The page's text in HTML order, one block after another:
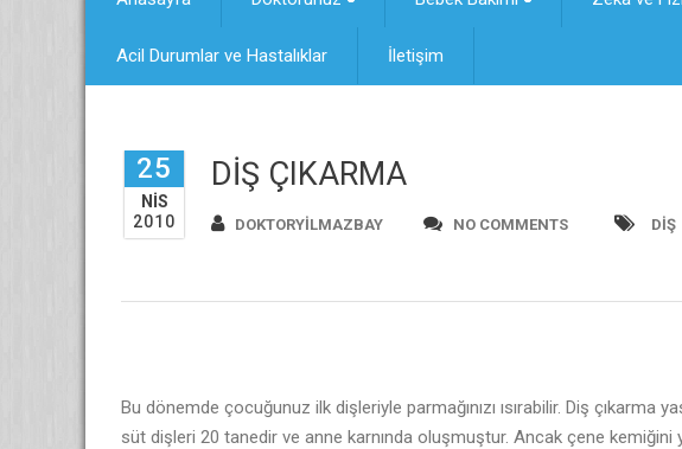
Acil Durumlar ve Hastalıklar İletişim
25
NIS
2010
DİŞ ÇIKARMA
DOKTORYILMAZBAY NO COMMENTS DIŞ
Bu dönemde çocuğunuz ilk dişleriyle parmağınızı ısırabilir. Diş çıkarma
süt dişleri 20 tanedir ve anne karnında oluşmuştur. Ancak çene kemiğini